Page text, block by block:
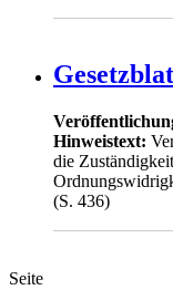
Hinweistext:
die
(S. 436)
Seite